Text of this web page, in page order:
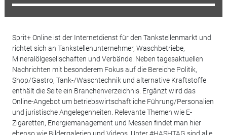
Sprit+ Online ist der Internetdienst für den Tankstellenmarkt und
richtet sich an Tankstellenunternehmer, Waschbetriebe,
Mineralölgesellschaften und Verbände. Neben tagesaktuellen
Nachrichten mit besonderem Fokus auf die Bereiche Politik,
Shop/Gastro, Tank-/Waschtechnik und alternative Kraftstoffe
enthält die Seite ein Branchenverzeichnis. Ergänzt wird das
Online-Angebot um betriebswirtschaftliche Führung/Personalien
und juristische Angelegenheiten. Relevante Themen wie E-
Zigaretten, Energiemanagement und Messen findet man hier